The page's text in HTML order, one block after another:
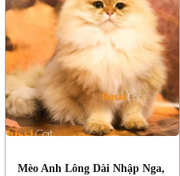
Mèo Anh Lông Dài Nhập Nga,